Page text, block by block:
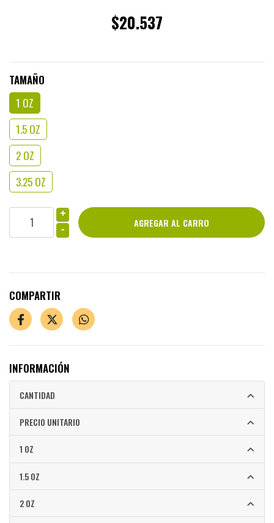
$20.537
TAMAÑO
1 OZ
1.5 OZ
2 OZ
3.25 OZ
+
-
COMPARTIR
INFORMACIÓN
CANTIDAD
PRECIO UNITARIO
1 OZ
1.5 OZ
2 OZ